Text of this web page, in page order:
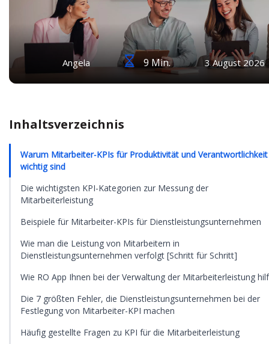
Angela 9 Min. 3 August 2026
Inhaltsverzeichnis
Warum Mitarbeiter-KPIs für Produktivität und Verantwortlichkeit
wichtig sind
Die wichtigsten KPI-Kategorien zur Messung der
Mitarbeiterleistung
Beispiele für Mitarbeiter-KPIs für Dienstleistungsunternehmen
Wie man die Leistung von Mitarbeitern in
Dienstleistungsunternehmen verfolgt [Schritt für Schritt]
Wie RO App Ihnen bei der Verwaltung der Mitarbeiterleistung
Die 7 größten Fehler, die Dienstleistungsunternehmen bei der
Festlegung von Mitarbeiter-KPI machen
Häufig gestellte Fragen zu KPI für die Mitarbeiterleistung